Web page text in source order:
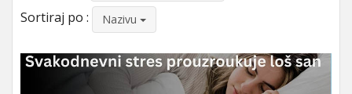
Sortiraj po : Nazivu